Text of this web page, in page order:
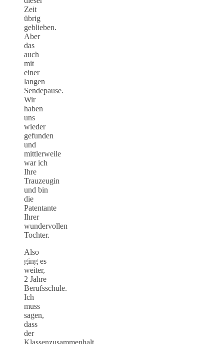
Zeit
übrig
geblieben.
Aber
das
auch
mit
einer
langen
Sendepause.
Wir
haben
uns
wieder
gefunden
und
mittlerweile
war ich
Ihre
Trauzeugin
und bin
die
Patentante
Ihrer
wundervollen
Tochter.
Also
ging es
weiter,
2 Jahre
Berufsschule.
Ich
muss
sagen,
dass
der
Klassenzusammenhalt